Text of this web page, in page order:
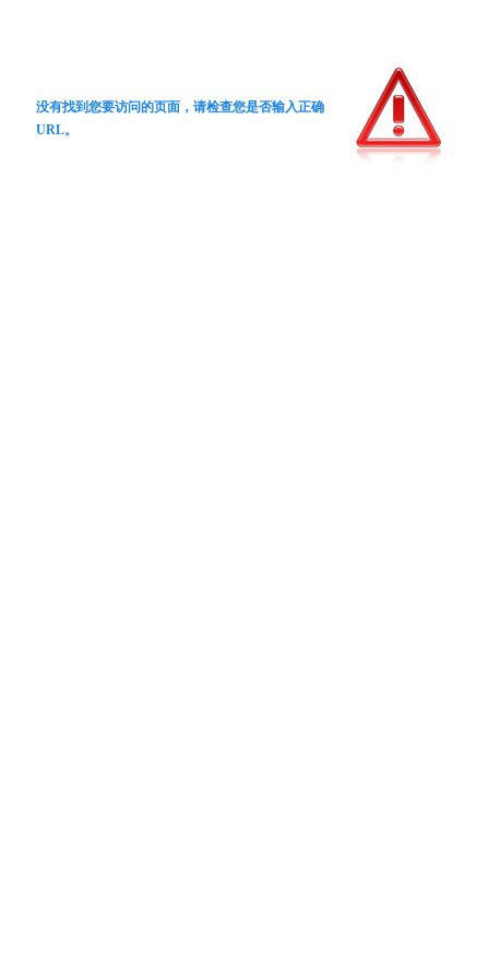
没有找到您要访问的页面，请检查您是否输入正确
URL。